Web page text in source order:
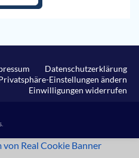
Datenschutzerklärung
Einstellungen ändern
Einwilligungen widerrufen
Real Cookie Banner